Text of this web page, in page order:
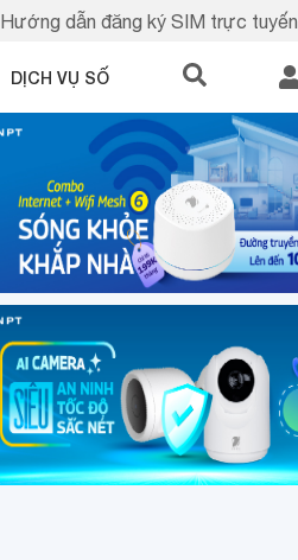
Hướng dẫn đăng ký SIM trực tuyến
DỊCH VỤ SỐ